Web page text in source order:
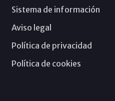
Sistema de información
Aviso legal
Política de privacidad
Política de cookies